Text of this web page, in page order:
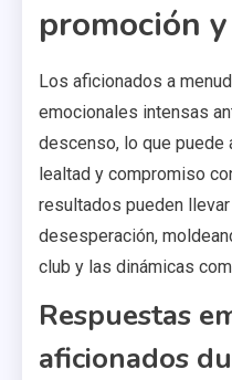
promoción
Los aficionados a
emocionales intensas
descenso, lo que
lealtad y compromiso
resultados pueden
desesperación,
club y las dinámicas
Respuestas
aficionados